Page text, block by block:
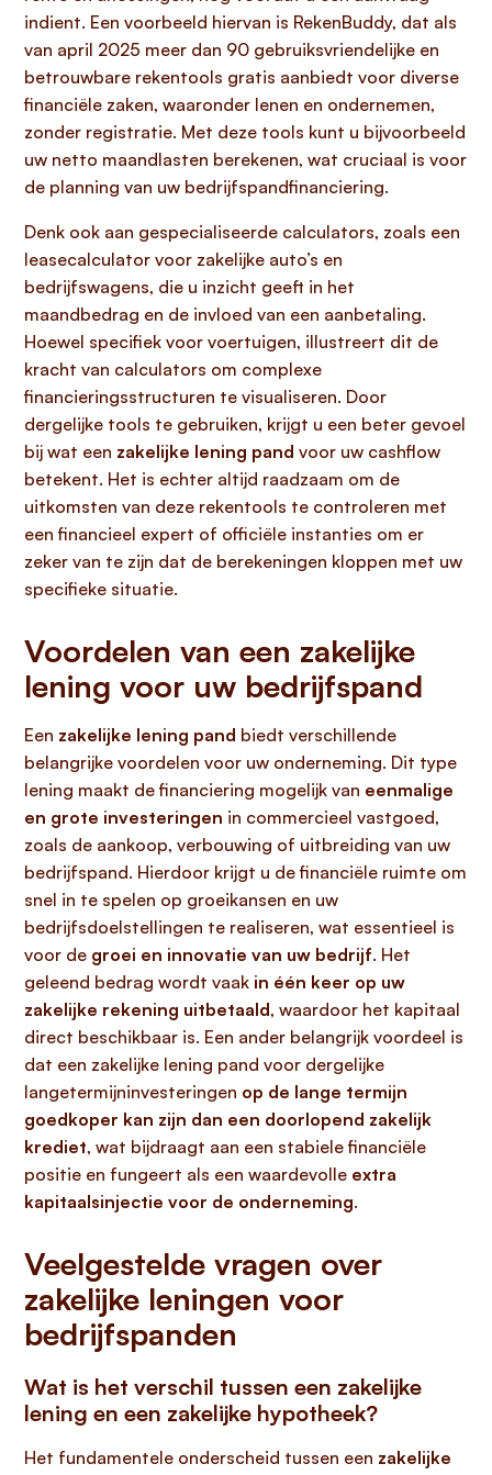
indient. Een voorbeeld hiervan is RekenBuddy, dat als
van april 2025 meer dan 90 gebruiksvriendelijke en
betrouwbare rekentools gratis aanbiedt voor diverse
financiële zaken, waaronder lenen en ondernemen,
zonder registratie. Met deze tools kunt u bijvoorbeeld
uw netto maandlasten berekenen, wat cruciaal is voor
de planning van uw bedrijfspandfinanciering.
Denk ook aan gespecialiseerde calculators, zoals een
leasecalculator voor zakelijke auto’s en
bedrijfswagens, die u inzicht geeft in het
maandbedrag en de invloed van een aanbetaling.
Hoewel specifiek voor voertuigen, illustreert dit de
kracht van calculators om complexe
financieringsstructuren te visualiseren. Door
dergelijke tools te gebruiken, krijgt u een beter gevoel
bij wat een zakelijke lening pand voor uw cashflow
betekent. Het is echter altijd raadzaam om de
uitkomsten van deze rekentools te controleren met
een financieel expert of officiële instanties om er
zeker van te zijn dat de berekeningen kloppen met uw
specifieke situatie.
Voordelen van een zakelijke
lening voor uw bedrijfspand
Een zakelijke lening pand biedt verschillende
belangrijke voordelen voor uw onderneming. Dit type
lening maakt de financiering mogelijk van eenmalige
en grote investeringen in commercieel vastgoed,
zoals de aankoop, verbouwing of uitbreiding van uw
bedrijfspand. Hierdoor krijgt u de financiële ruimte om
snel in te spelen op groeikansen en uw
bedrijfsdoelstellingen te realiseren, wat essentieel is
voor de groei en innovatie van uw bedrijf. Het
geleend bedrag wordt vaak in één keer op uw
zakelijke rekening uitbetaald, waardoor het kapitaal
direct beschikbaar is. Een ander belangrijk voordeel is
dat een zakelijke lening pand voor dergelijke
langetermijninvesteringen op de lange termijn
goedkoper kan zijn dan een doorlopend zakelijk
krediet, wat bijdraagt aan een stabiele financiële
positie en fungeert als een waardevolle extra
kapitaalsinjectie voor de onderneming.
Veelgestelde vragen over
zakelijke leningen voor
bedrijfspanden
Wat is het verschil tussen een zakelijke
lening en een zakelijke hypotheek?
Het fundamentele onderscheid tussen een zakelijke